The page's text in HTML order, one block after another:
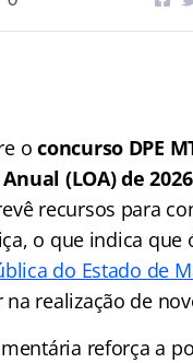
oconcurso DPE
(LOA) de 2026
recursos para
o que indica que
do Estado de
realização de
reforça a